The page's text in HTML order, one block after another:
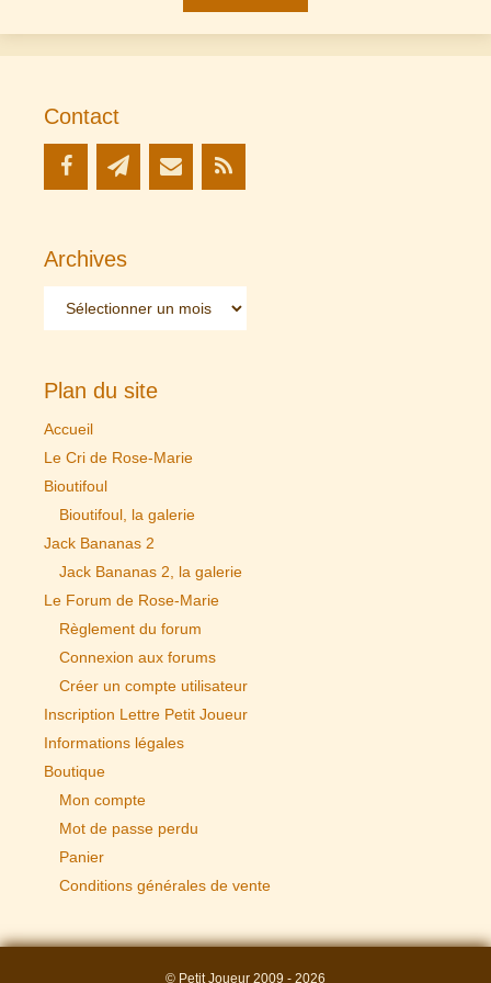
Contact
Archives
Plan du site
Accueil
Le Cri de Rose-Marie
Bioutifoul
Bioutifoul, la galerie
Jack Bananas 2
Jack Bananas 2, la galerie
Le Forum de Rose-Marie
Règlement du forum
Connexion aux forums
Créer un compte utilisateur
Inscription Lettre Petit Joueur
Informations légales
Boutique
Mon compte
Mot de passe perdu
Panier
Conditions générales de vente
© Petit Joueur 2009 - 2026